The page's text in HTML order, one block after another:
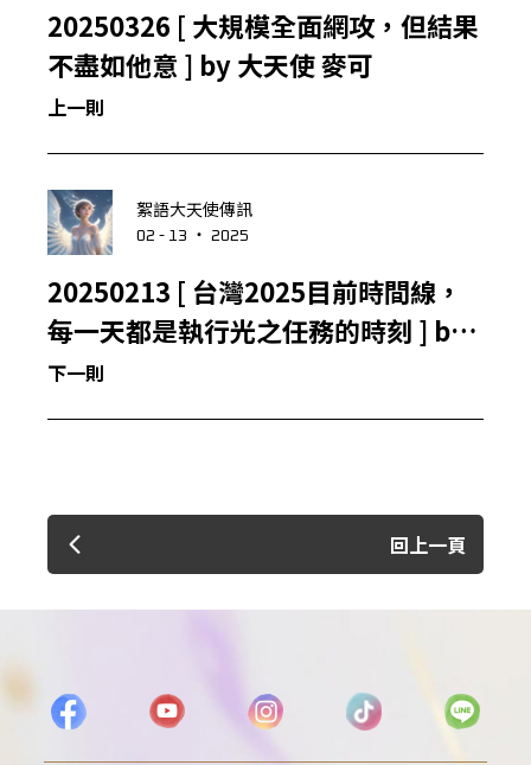
20250326 [ 大規模全面網攻，但結果
不盡如他意 ] by 大天使 麥可
上一則
絮語大天使傳訊
02 - 13 ‧ 2025
20250213 [ 台灣2025目前時間線，
每一天都是執行光之任務的時刻 ] by
高我
下一則
回上一頁